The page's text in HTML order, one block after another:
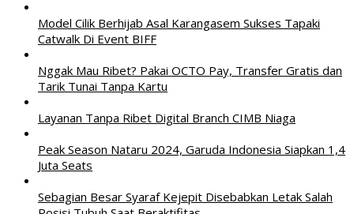
Model Cilik Berhijab Asal Karangasem Sukses Tapaki
Catwalk Di Event BIFF
Nggak Mau Ribet? Pakai OCTO Pay, Transfer Gratis dan
Tarik Tunai Tanpa Kartu
Layanan Tanpa Ribet Digital Branch CIMB Niaga
Peak Season Nataru 2024, Garuda Indonesia Siapkan 1,4
Juta Seats
Sebagian Besar Syaraf Kejepit Disebabkan Letak Salah